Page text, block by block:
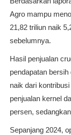
Agro mampu
21,82 triliun naik
sebelumnya.
Hasil penjualan
pendapatan
naik dari
penjualan kernel
persen,
Sepanjang 2024,